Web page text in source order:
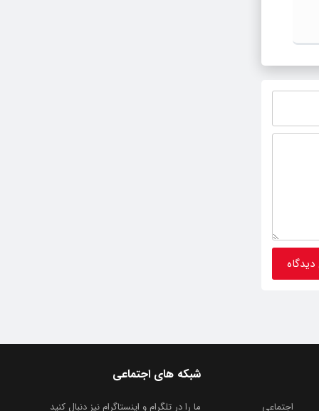
شبکه های اجتماعی
ما را در تلگرام و اینستاگرام نیز دنبال کنید اجتماعی